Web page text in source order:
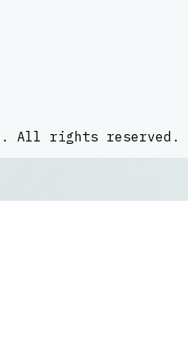
. All rights reserved.